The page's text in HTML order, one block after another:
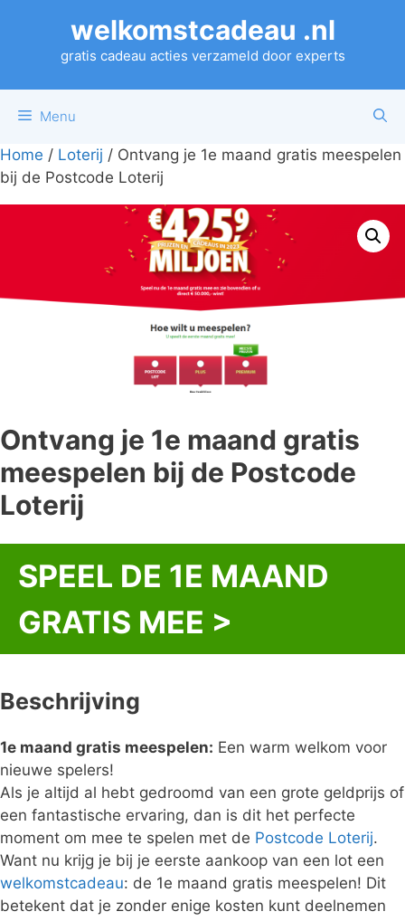
welkomstcadeau .nl
gratis cadeau acties verzameld door experts
Menu
Home / Loterij / Ontvang je 1e maand gratis meespelen
bij de Postcode Loterij
Ontvang je 1e maand gratis
meespelen bij de Postcode
Loterij
SPEEL DE 1E MAAND
GRATIS MEE >
Beschrijving
1e maand gratis meespelen: Een warm welkom voor
nieuwe spelers!
Als je altijd al hebt gedroomd van een grote geldprijs of
een fantastische ervaring, dan is dit het perfecte
moment om mee te spelen met de Postcode Loterij.
Want nu krijg je bij je eerste aankoop van een lot een
welkomstcadeau: de 1e maand gratis meespelen! Dit
betekent dat je zonder enige kosten kunt deelnemen